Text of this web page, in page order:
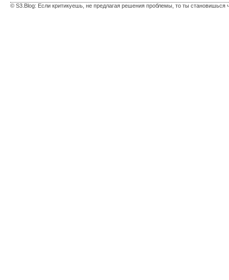
© S3.Blog: Если критикуешь, не предлагая решения проблемы, то ты становишься